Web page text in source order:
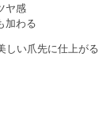
ヤ感
加わる
しい爪先に仕上がる